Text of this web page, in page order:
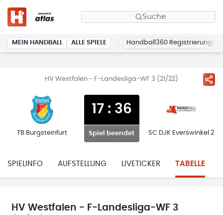
Suche
MEIN HANDBALL ALLE SPIELE Handball360 Registrierung
HV Westfalen - F-Landesliga-WF 3 (21/22)
TB Burgsteinfurt
17: 36
Spiel beendet SC DJK Everswinkel 2
SPIELINFO AUFSTELLUNG LIVETICKER TABELLE
HV Westfalen - F-Landesliga-WF 3